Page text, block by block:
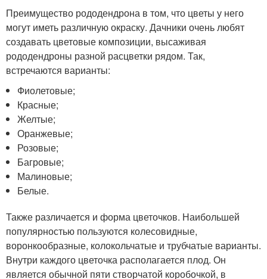
Преимущество рододендрона в том, что цветы у него
могут иметь различную окраску. Дачники очень любят
создавать цветовые композиции, высаживая
рододендроны разной расцветки рядом. Так,
встречаются варианты:
Фиолетовые;
Красные;
Желтые;
Оранжевые;
Розовые;
Багровые;
Малиновые;
Белые.
Также различается и форма цветочков. Наибольшей
популярностью пользуются колесовидные,
воронкообразные, колокольчатые и трубчатые варианты.
Внутри каждого цветочка располагается плод. Он
является обычной пяти створчатой коробочкой, в